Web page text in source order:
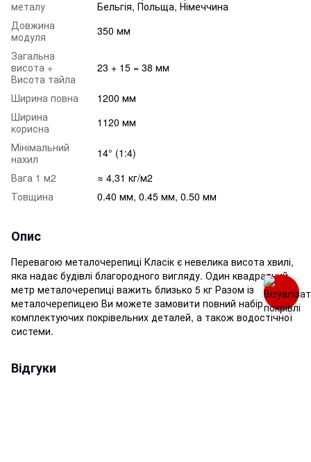
металу
Бельгія, Польща, Німеччина
Довжина
модуля
350 мм
Загальна
висота +
Висота тайла
23 + 15 = 38 мм
Ширина повна
1200 мм
Ширина
корисна
1120 мм
Мінімальний
нахил
14° (1:4)
Вага 1 м2
≈ 4,31 кг/м2
Товщина
0.40 мм, 0.45 мм, 0.50 мм
Опис
Перевагою металочерепиці Класік є невелика висота хвилі,
яка надає будівлі благородного вигляду. Один квадратний
метр металочерепиці важить близько 5 кг Разом із
металочерепицею Ви можете замовити повний набір
комплектуючих покрівельних деталей, а також водостічної
системи.
Відгуки